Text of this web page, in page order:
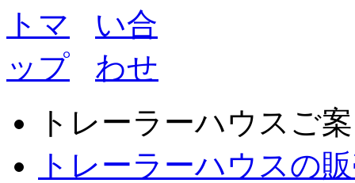
トレーラーハウスご
トレーラーハウスの